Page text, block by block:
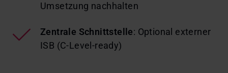
Umsetzung nachhalten
Zentrale Schnittstelle: Optional externer
ISB (C-Level-ready)